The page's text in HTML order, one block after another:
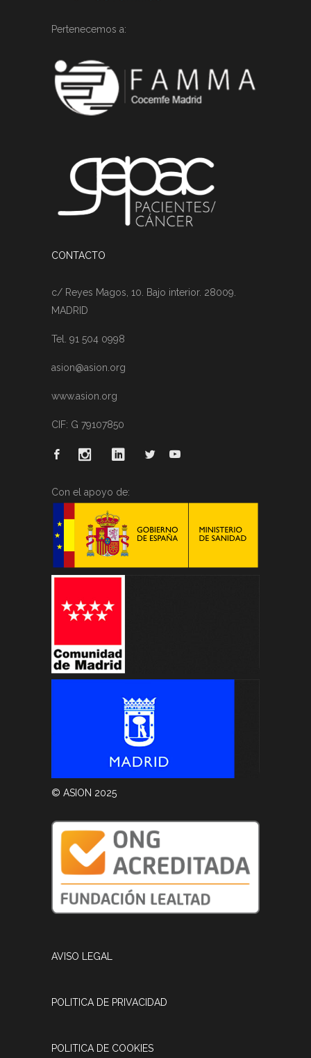
Pertenecemos a:
CONTACTO
c/ Reyes Magos, 10. Bajo interior. 28009.
MADRID
Tel. 91 504 0998
asion@asion.org
www.asion.org
CIF: G 79107850
Con el apoyo de:
© ASION 2025
AVISO LEGAL
POLITICA DE PRIVACIDAD
POLITICA DE COOKIES